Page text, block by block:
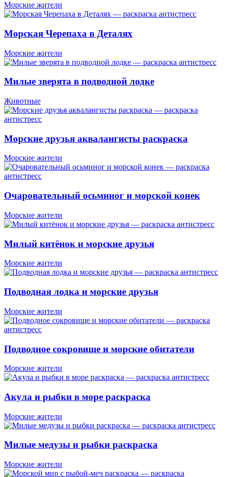
Морские жители
Морская Черепаха в Деталях
Морские жители
Милые зверята в подводной лодке
Животные
Морские друзья аквалангисты раскраска
Морские жители
Очаровательный осьминог и морской конек
Морские жители
Милый китёнок и морские друзья
Морские жители
Подводная лодка и морские друзья
Морские жители
Подводное сокровище и морские обитатели
Морские жители
Акула и рыбки в море раскраска
Морские жители
Милые медузы и рыбки раскраска
Морские жители